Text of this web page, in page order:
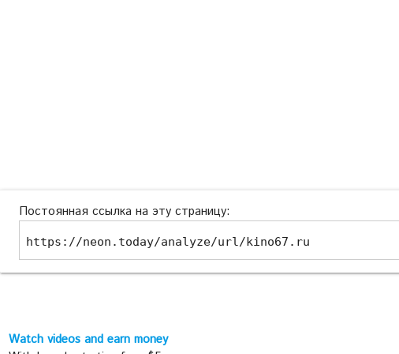
Постоянная ссылка на эту страницу:
https://neon.today/analyze/url/kino67.ru
Watch videos and earn money